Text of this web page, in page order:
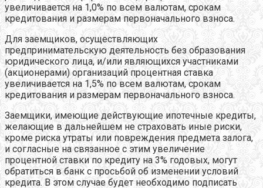
увеличивается на 1,0% по всем валютам, срокам
кредитования и размерам первоначального взноса.
Для заемщиков, осуществляющих
предпринимательскую деятельность без образования
юридического лица, и/или являющихся участниками
(акционерами) организаций процентная ставка
увеличивается на 1,5% по всем валютам, срокам
кредитования и размерам первоначального взноса.
Заемщики, имеющие действующие ипотечные кредиты,
желающие в дальнейшем не страховать иные риски,
кроме риска утраты или повреждения предмета залога,
и согласные на связанное с этим увеличение
процентной ставки по кредиту на 3% годовых, могут
обратиться в банк с просьбой об изменении условий
кредита. В этом случае будет необходимо подписать